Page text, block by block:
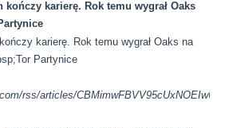
karierę. Rok temu wygrał Oaks
karierę. Rok temu wygrał Oaks na
Partynice
rss/articles/